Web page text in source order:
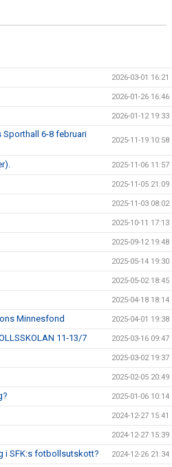
2026-03-01 16:21
2026-01-26 16:46
2026-01-12 19:33
6-8 februari
2025-11-19 10:58
2025-11-06 11:57
2025-11-05 21:09
2025-11-03 08:02
2025-10-11 17:13
2025-09-12 19:48
2025-05-14 19:30
2025-05-02 18:45
2025-04-18 18:14
Minnesfond 2025-04-01 19:38
11-13/7 2025-03-16 09:47
2025-03-02 19:37
2025-02-05 20:49
2025-01-06 10:14
2024-12-27 15:41
2024-12-27 15:39
i SFK:s fotbollsutskott? 2024-12-26 21:34